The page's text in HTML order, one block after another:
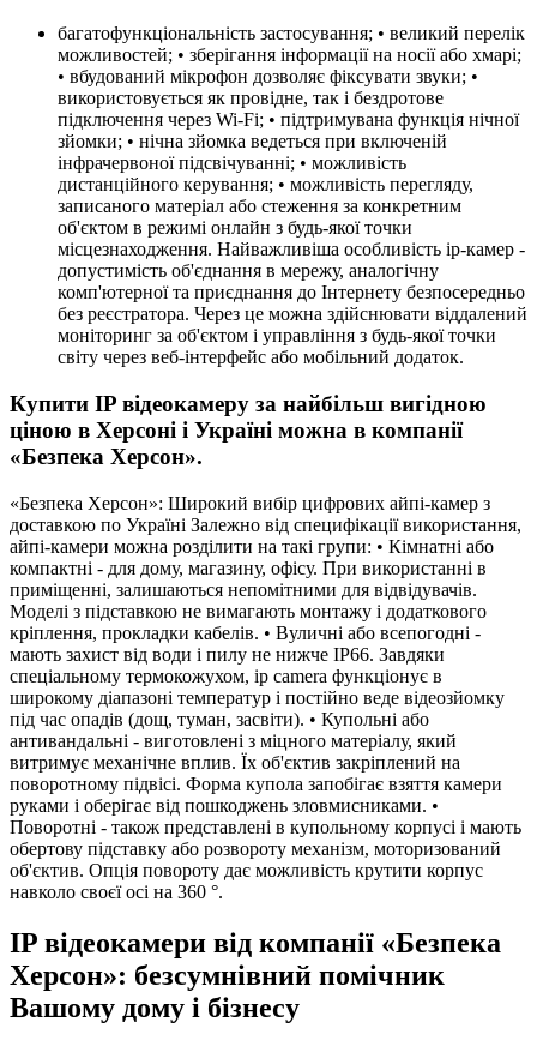
багатофункціональність застосування; • великий перелік
можливостей; • зберігання інформації на носії або хмарі;
• вбудований мікрофон дозволяє фіксувати звуки; •
використовується як провідне, так і бездротове
підключення через Wi-Fi; • підтримувана функція нічної
зйомки; • нічна зйомка ведеться при включеній
інфрачервоної підсвічуванні; • можливість
дистанційного керування; • можливість перегляду,
записаного матеріал або стеження за конкретним
об'єктом в режимі онлайн з будь-якої точки
місцезнаходження. Найважливіша особливість ip-камер -
допустимість об'єднання в мережу, аналогічну
комп'ютерної та приєднання до Інтернету безпосередньо
без реєстратора. Через це можна здійснювати віддалений
моніторинг за об'єктом і управління з будь-якої точки
світу через веб-інтерфейс або мобільний додаток.
Купити IP відеокамеру за найбільш вигідною
ціною в Херсоні і Україні можна в компанії
«Безпека Херсон».
«Безпека Херсон»: Широкий вибір цифрових айпі-камер з
доставкою по Україні Залежно від специфікації використання,
айпі-камери можна розділити на такі групи: • Кімнатні або
компактні - для дому, магазину, офісу. При використанні в
приміщенні, залишаються непомітними для відвідувачів.
Моделі з підставкою не вимагають монтажу і додаткового
кріплення, прокладки кабелів. • Вуличні або всепогодні -
мають захист від води і пилу не нижче IP66. Завдяки
спеціальному термокожухом, ip camera функціонує в
широкому діапазоні температур і постійно веде відеозйомку
під час опадів (дощ, туман, засвіти). • Купольні або
антивандальні - виготовлені з міцного матеріалу, який
витримує механічне вплив. Їх об'єктив закріплений на
поворотному підвісі. Форма купола запобігає взяття камери
руками і оберігає від пошкоджень зловмисниками. •
Поворотні - також представлені в купольному корпусі і мають
обертову підставку або розвороту механізм, моторизований
об'єктив. Опція повороту дає можливість крутити корпус
навколо своєї осі на 360 °.
IP відеокамери від компанії «Безпека
Херсон»: безсумнівний помічник
Вашому дому і бізнесу